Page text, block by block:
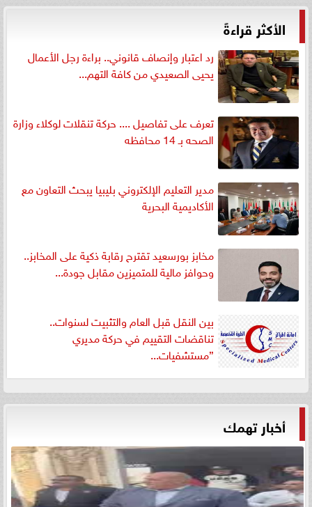
الأكثر قراءةً
رد اعتبار وإنصاف قانوني.. براءة رجل الأعمال
يحيى الصعيدي من كافة التهم...
تعرف على تفاصيل .... حركة تنقلات لوكلاء وزارة
الصحه بـ 14 محافظه
مدير التعليم الإلكتروني بليبيا يبحث التعاون مع
الأكاديمية البحرية
مخابز بورسعيد تقترح رقابة ذكية على المخابز..
وحوافز مالية للمتميزين مقابل جودة...
بين النقل قبل العام والتثبيت لسنوات..
تناقضات التقييم في حركة مديري
”مستشفيات...
أخبار تهمك